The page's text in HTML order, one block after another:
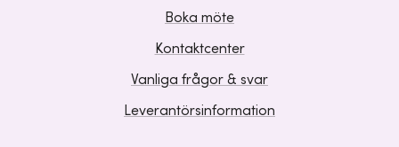
Boka möte
Kontaktcenter
Vanliga frågor & svar
Leverantörsinformation